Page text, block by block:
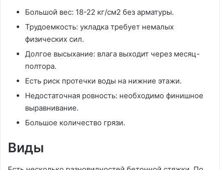
Большой вес: 18-22 кг/см2 без арматуры.
Трудоемкость: укладка требует немалых
физических сил.
Долгое высыхание: влага выходит через месяц-
полтора.
Есть риск протечки воды на нижние этажи.
Недостаточная ровность: необходимо финишное
выравнивание.
Большое количество грязи.
Виды